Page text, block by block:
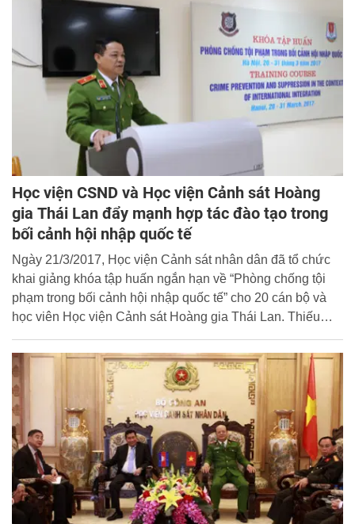
Học viện CSND và Học viện Cảnh sát Hoàng
gia Thái Lan đẩy mạnh hợp tác đào tạo trong
bối cảnh hội nhập quốc tế
Ngày 21/3/2017, Học viện Cảnh sát nhân dân đã tổ chức
khai giảng khóa tập huấn ngắn hạn về “Phòng chống tội
phạm trong bối cảnh hội nhập quốc tế” cho 20 cán bộ và
học viên Học viện Cảnh sát Hoàng gia Thái Lan. Thiếu
viện Cảnh sát nhân dân dự và chủ trì buổi lễ.